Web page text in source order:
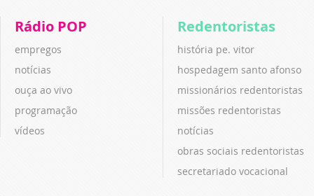
Rádio POP
empregos
notícias
ouça ao vivo
programação
vídeos
Redentoristas
história pe. vitor
hospedagem santo afonso
missionários redentoristas
missões redentoristas
notícias
obras sociais redentoristas
secretariado vocacional